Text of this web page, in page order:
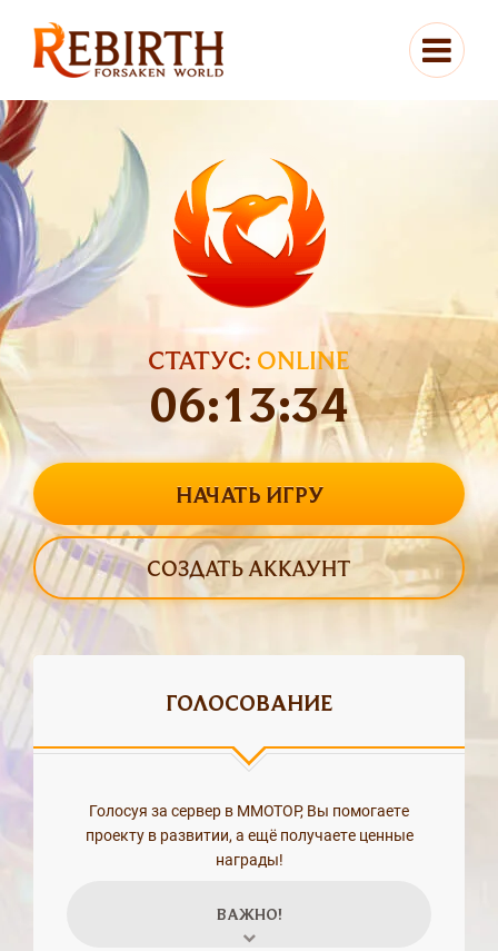
СТАТУС: ONLINE
06:13:35
НАЧАТЬ ИГРУ
СОЗДАТЬ АККАУНТ
ГОЛОСОВАНИЕ
Голосуя за сервер в MMOTOP, Вы помогаете
проекту в развитии, а ещё получаете ценные
награды!
ВАЖНО!